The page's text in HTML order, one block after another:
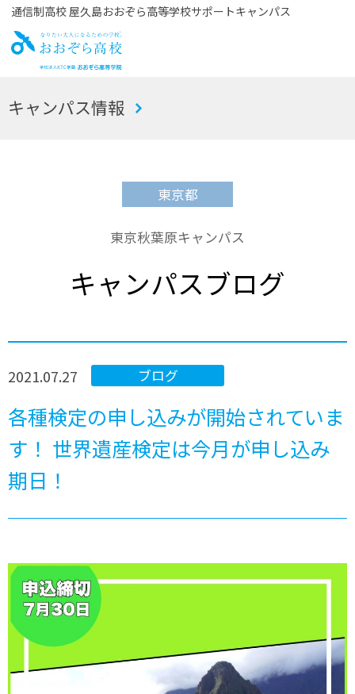
通信制高校 屋久島おおぞら高等学校サポートキャンパス
お
キャンパス情報
東京都
東京秋葉原キャンパス
キャンパスブログ
ブログ
2021.07.27
各種検定の申し込みが開始されていま
す！ 世界遺産検定は今月が申し込み
期日！